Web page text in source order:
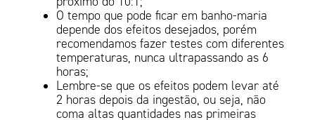
O tempo que pode ficar em banho-maria
depende dos efeitos desejados, porém
recomendamos fazer testes com diferentes
temperaturas, nunca ultrapassando as 6
horas;
Lembre-se que os efeitos podem levar até
2 horas depois da ingestão, ou seja, não
coma altas quantidades nas primeiras